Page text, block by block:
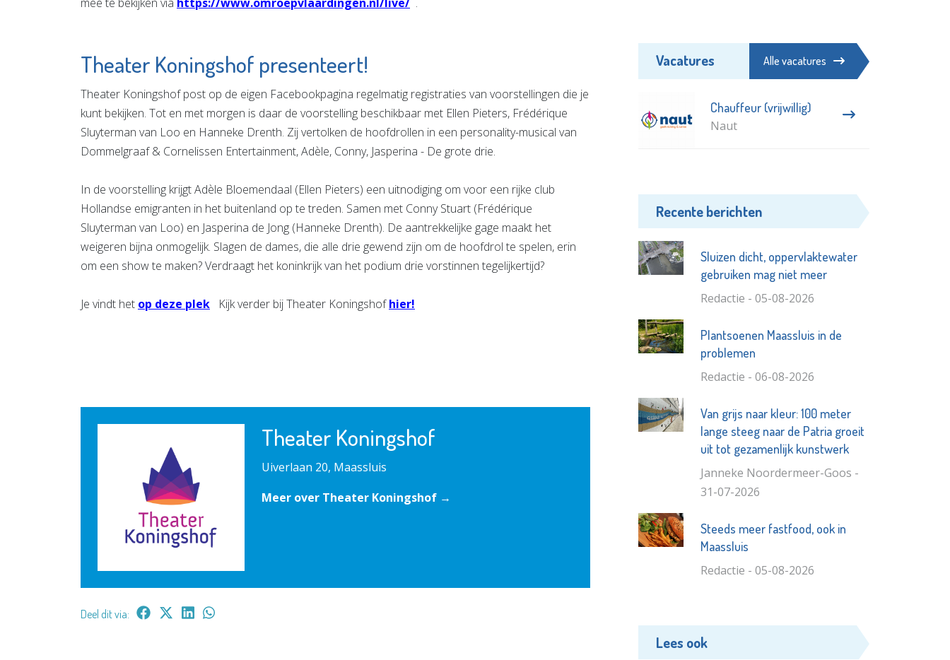
Theater Koningshof presenteert!
Theater Koningshof post op de eigen Facebookpagina regelmatig registraties van voorstellingen die je
kunt bekijken. Tot en met morgen is daar de voorstelling beschikbaar met Ellen Pieters, Frédérique
Sluyterman van Loo en Hanneke Drenth. Zij vertolken de hoofdrollen in een personality-musical van
Dommelgraaf & Cornelissen Entertainment, Adèle, Conny, Jasperina - De grote drie.
In de voorstelling krijgt Adèle Bloemendaal (Ellen Pieters) een uitnodiging om voor een rijke club
Hollandse emigranten in het buitenland op te treden. Samen met Conny Stuart (Frédérique
Sluyterman van Loo) en Jasperina de Jong (Hanneke Drenth). De aantrekkelijke gage maakt het
weigeren bijna onmogelijk. Slagen de dames, die alle drie gewend zijn om de hoofdrol te spelen, erin
om een show te maken? Verdraagt het koninkrijk van het podium drie vorstinnen tegelijkertijd?
Je vindt het op deze plek Kijk verder bij Theater Koningshofhier!
Theater Koningshof
Uiverlaan 20, Maassluis
Meer over Theater Koningshof →
Deel dit via:
Vacatures Alle vacatures
Chauffeur (vrijwillig)
Naut
Recente berichten
Sluizen dicht, oppervlaktewater
gebruiken mag niet meer
Redactie - 05-08-2026
Plantsoenen Maassluis in de
problemen
Redactie - 06-08-2026
Van grijs naar kleur: 100 meter
lange steeg naar de Patria groeit
uit tot gezamenlijk kunstwerk
Janneke Noordermeer-Goos -
31-07-2026
Steeds meer fastfood, ook in
Maassluis
Redactie - 05-08-2026
Lees ook